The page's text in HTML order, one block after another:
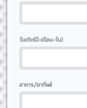
วันเกิด(ปี-เดือน-วัน)
อาหาร/ยาที่แพ้